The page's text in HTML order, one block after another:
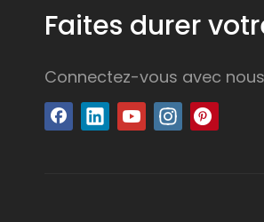
Faites durer
Connectez-vous avec